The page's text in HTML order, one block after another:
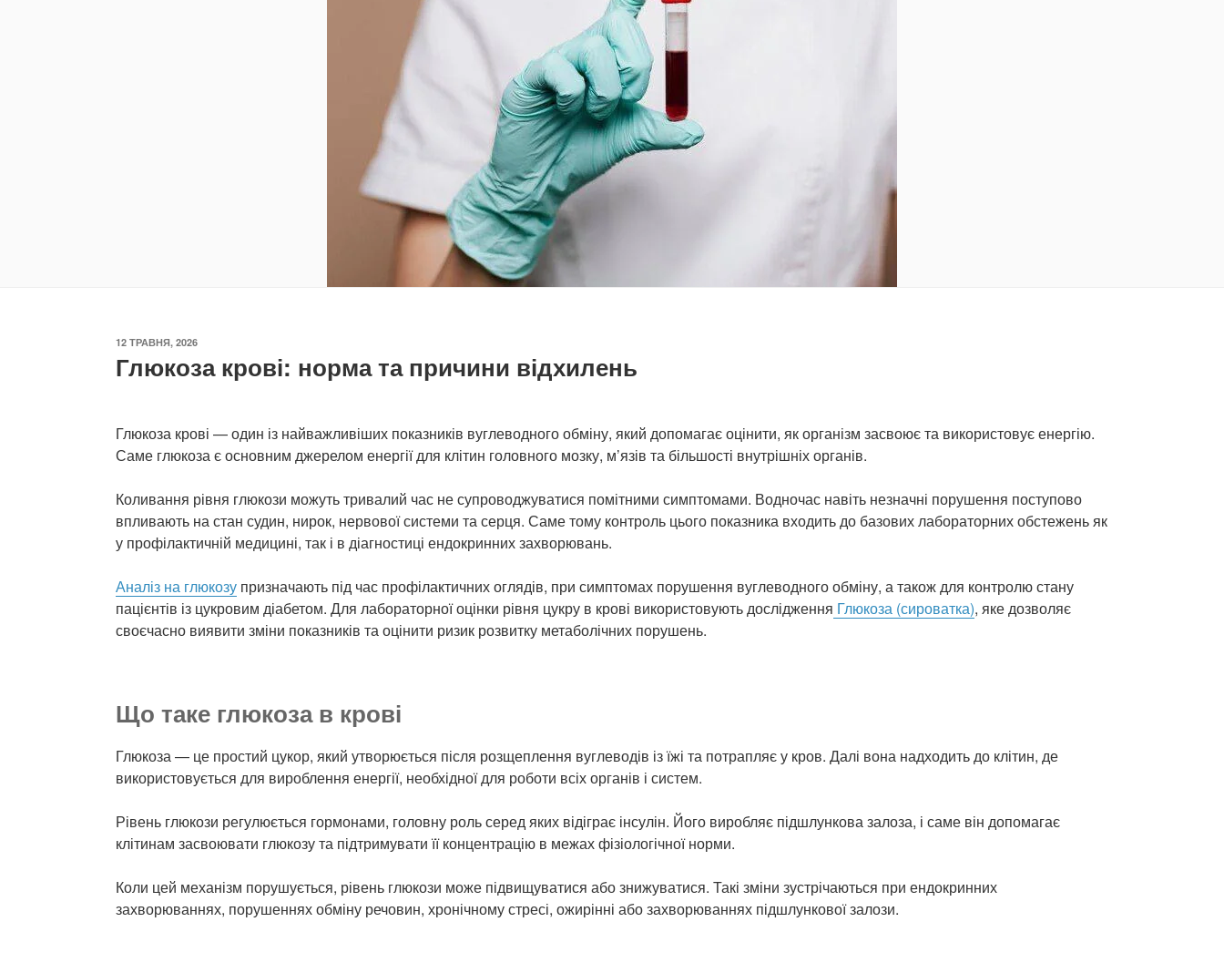
ОПУБЛІКОВАНО
12 ТРАВНЯ, 2026
Глюкоза крові: норма та причини відхилень
Глюкоза крові — один із найважливіших показників вуглеводного обміну, який допомагає оцінити, як організм засвоює та використовує енергію.
Саме глюкоза є основним джерелом енергії для клітин головного мозку, м’язів та більшості внутрішніх органів.
Коливання рівня глюкози можуть тривалий час не супроводжуватися помітними симптомами. Водночас навіть незначні порушення поступово
впливають на стан судин, нирок, нервової системи та серця. Саме тому контроль цього показника входить до базових лабораторних обстежень як
у профілактичній медицині, так і в діагностиці ендокринних захворювань.
Аналіз на глюкозупризначають під час профілактичних оглядів, при симптомах порушення вуглеводного обміну, а також для контролю стану
пацієнтів із цукровим діабетом. Для лабораторної оцінки рівня цукру в крові використовують дослідження Глюкоза (сироватка), яке дозволяє
своєчасно виявити зміни показників та оцінити ризик розвитку метаболічних порушень.
Що таке глюкоза в крові
Глюкоза — це простий цукор, який утворюється після розщеплення вуглеводів із їжі та потрапляє у кров. Далі вона надходить до клітин, де
використовується для вироблення енергії, необхідної для роботи всіх органів і систем.
Рівень глюкози регулюється гормонами, головну роль серед яких відіграє інсулін. Його виробляє підшлункова залоза, і саме він допомагає
клітинам засвоювати глюкозу та підтримувати її концентрацію в межах фізіологічної норми.
Коли цей механізм порушується, рівень глюкози може підвищуватися або знижуватися. Такі зміни зустрічаються при ендокринних
захворюваннях, порушеннях обміну речовин, хронічному стресі, ожирінні або захворюваннях підшлункової залози.